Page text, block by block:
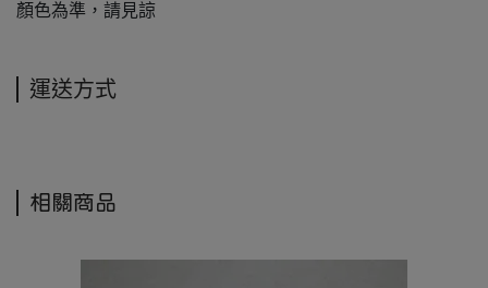
顏色為準，請見諒
運送方式
相關商品